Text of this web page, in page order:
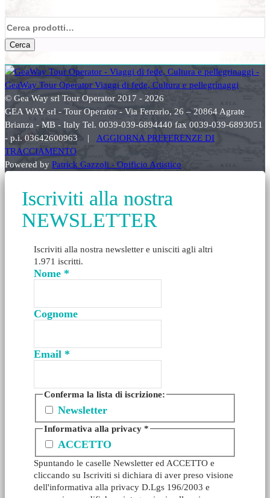
Cerca:
Cerca
© Gea Way srl Tour Operator 2017 - 2026
GEA WAY srl - Tour Operator - Via Ferrario, 26 – 20864 Agrate
Brianza - MB - Italy Tel. 0039-039-6894440 fax 0039-039-6893051
- p.i. 03642600963 | AGGIORNA PREFERENZE DI
TRACCIAMENTO
Powered by Patrick Gazzoli - Opificio Artistico
Iscriviti alla nostra
NEWSLETTER
Iscriviti alla nostra newsletter e unisciti agli altri
1.971 iscritti.
Nome *
Cognome
Email *
Conferma la lista di iscrizione:
Newsletter
Informativa alla privacy*
ACCETTO
Spuntando le caselle Newsletter ed ACCETTO e
cliccando su Iscriviti si dichiara di aver preso visione
dell'informativa alla privacy D.Lgs 196/2003 e